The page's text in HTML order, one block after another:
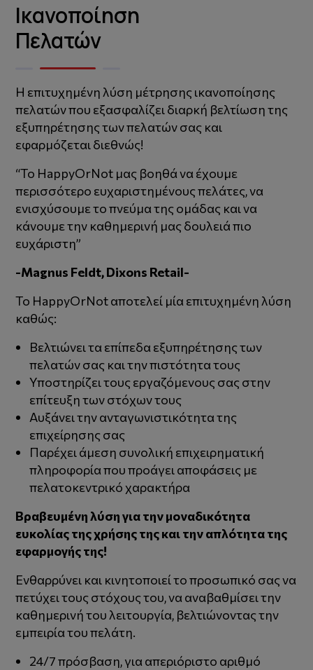
Ικανοποίηση
Πελατών
Η επιτυχημένη λύση μέτρησης ικανοποίησης
πελατών που εξασφαλίζει διαρκή βελτίωση της
εξυπηρέτησης των πελατών σας και
εφαρμόζεται διεθνώς!
“Το HappyOrNot μας βοηθά να έχουμε
περισσότερο ευχαριστημένους πελάτες, να
ενισχύσουμε το πνεύμα της ομάδας και να
κάνουμε την καθημερινή μας δουλειά πιο
ευχάριστη”
-Magnus Feldt, Dixons Retail-
Το HappyOrNot αποτελεί μία επιτυχημένη λύση
καθώς:
Βελτιώνει τα επίπεδα εξυπηρέτησης των
πελατών σας και την πιστότητα τους
Υποστηρίζει τους εργαζόμενους σας στην
επίτευξη των στόχων τους
Αυξάνει την ανταγωνιστικότητα της
επιχείρησης σας
Παρέχει άμεση συνολική επιχειρηματική
πληροφορία που προάγει αποφάσεις με
πελατοκεντρικό χαρακτήρα
Βραβευμένη λύση για την μοναδικότητα
ευκολίας της χρήσης της και την απλότητα της
εφαρμογής της!
Ενθαρρύνει και κινητοποιεί το προσωπικό σας να
πετύχει τους στόχους του, να αναβαθμίσει την
καθημερινή του λειτουργία, βελτιώνοντας την
εμπειρία του πελάτη.
24/7 πρόσβαση, για απεριόριστο αριθμό